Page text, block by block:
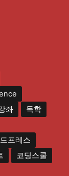
좌
독학
프레스
코딩스쿨